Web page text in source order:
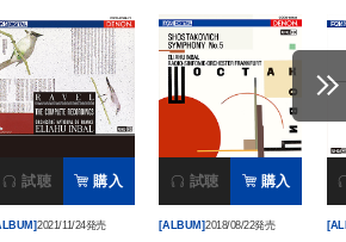
試聴 購入
2021/11/24発売
試聴 購入
[ALBUM]2018/08/22発売